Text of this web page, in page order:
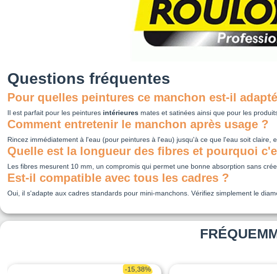
Questions fréquentes
Pour quelles peintures ce manchon est-il
Il est parfait pour les peintures intérieures mates et satinées ainsi que pour les
Comment entretenir le manchon après usage ?
Rincez immédiatement à l'eau (pour peintures à l'eau) jusqu'à ce que l'eau soit
Quelle est la longueur des fibres et pourquoi
Les fibres mesurent 10 mm, un compromis qui permet une bonne absorption sans
Est-il compatible avec tous les cadres ?
Oui, il s'adapte aux cadres standards pour mini-manchons. Vérifiez simplement le
-15,38%